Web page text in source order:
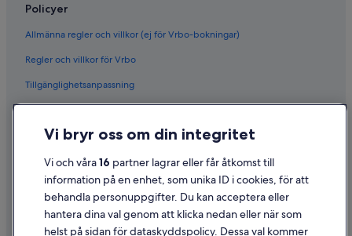
Policyer
Allmänna regler och villkor (ej för Vrbo-bokningar)
Regler och villkor för Vrbo
Tillgänglighetsanpassning
Cookies
Användarvillkor
Juridisk information/Kontakta oss
Riktlinjer för innehåll och anmäla innehåll
Vi bryr oss om din integritet
Vi och våra16 partner lagrar eller får åtkomst till
information på en enhet, som unika ID i cookies, för att
behandla personuppgifter. Du kan acceptera eller
hantera dina val genom att klicka nedan eller när som
helst på sidan för dataskyddspolicy. Dessa val kommer